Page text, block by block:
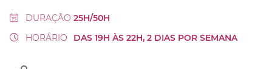
DURAÇÃO 25H/50H
HORÁRIO
DAS 19H ÀS 22H, 2 DIAS POR SEMANA